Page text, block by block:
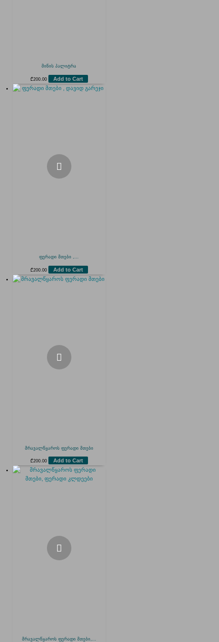
მიწის პალიტრა
₾200.00 Add to Cart
ფერადი მთები ,...
₾200.00 Add to Cart
მრავალწყაროს ფერადი მთები
₾200.00 Add to Cart
მრავალწყაროს ფერადი მთები,...